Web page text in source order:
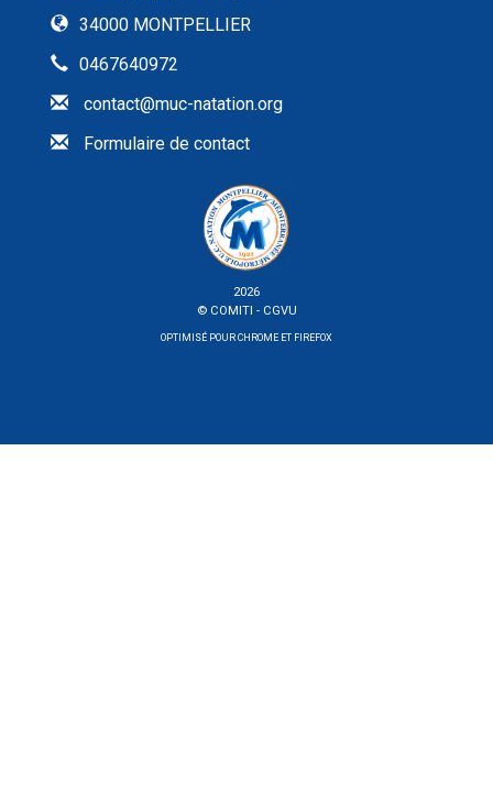
34000 MONTPELLIER
0467640972
contact@muc-natation.org
Formulaire de contact
2026
© COMITI - CGVU
OPTIMISÉ POUR CHROME ET FIREFOX